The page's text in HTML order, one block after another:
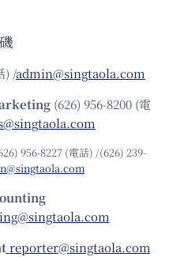
) /admin@singtaola.com
(626) 956-8200 (電
956-8227 (電話) /(626) 239-
reporter@singtaola.com